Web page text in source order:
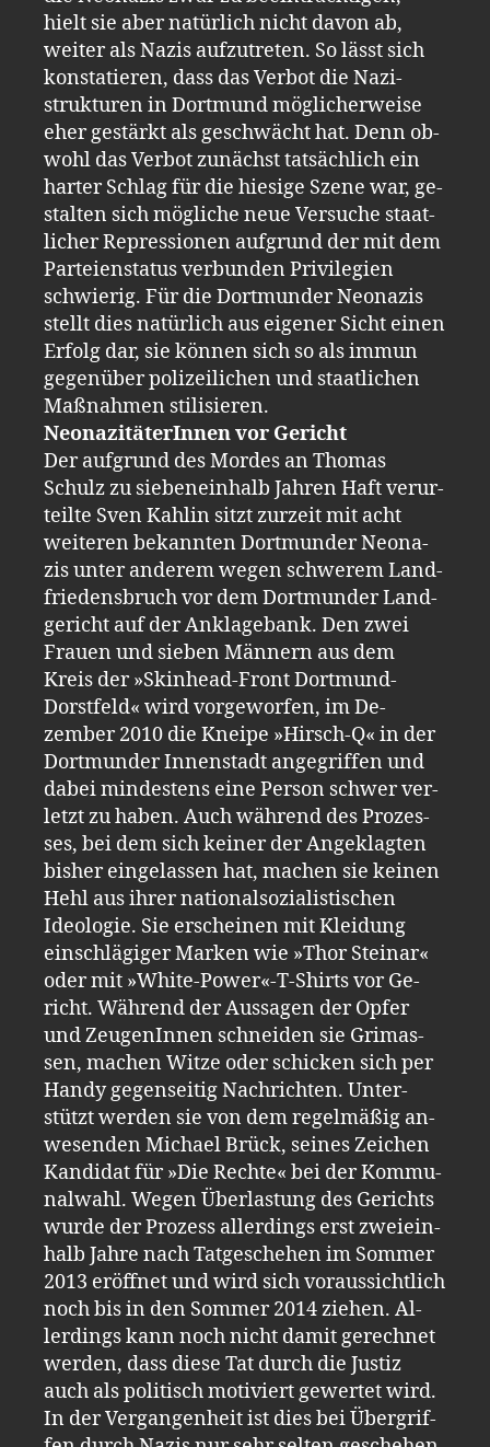
hielt sie aber na­tür­lich nicht davon ab,
wei­ter als Nazis auf­zu­tre­ten. So lässt sich
kon­sta­tie­ren, dass das Ver­bot die Na­zi­
struk­tu­ren in Dort­mund mög­li­cher­wei­se
eher ge­stärkt als ge­schwächt hat. Denn ob­
wohl das Ver­bot zu­nächst tat­säch­lich ein
har­ter Schlag für die hie­si­ge Szene war, ge­
stal­ten sich mög­li­che neue Ver­su­che staat­
li­cher Re­pres­sio­nen auf­grund der mit dem
Par­tei­en­sta­tus ver­bun­den Pri­vi­le­gi­en
schwie­rig. Für die Dort­mun­der Neo­na­zis
stellt dies na­tür­lich aus ei­ge­ner Sicht einen
Er­folg dar, sie kön­nen sich so als immun
ge­gen­über po­li­zei­li­chen und staat­li­chen
Maß­nah­men sti­li­sie­ren.
Neo­na­zi­tä­te­rIn­nen vor Ge­richt
Der auf­grund des Mor­des an Tho­mas
Schulz zu sie­ben­ein­halb Jah­ren Haft ver­ur­
teil­te Sven Kah­lin sitzt zur­zeit mit acht
wei­te­ren be­kann­ten Dort­mun­der Neo­na­
zis unter an­de­rem wegen schwe­rem Land­
frie­dens­bruch vor dem Dort­mun­der Land­
ge­richt auf der An­kla­ge­bank. Den zwei
Frau­en und sie­ben Män­nern aus dem
Kreis der »Skin­head-​Front Dort­mund-​
Dorst­feld« wird vor­ge­wor­fen, im De­
zember 2010 die Knei­pe »Hirsch-​Q« in der
Dort­mun­der In­nen­stadt an­ge­grif­fen und
dabei min­des­tens eine Per­son schwer ver­
letzt zu haben. Auch wäh­rend des Pro­zes­
ses, bei dem sich kei­ner der An­ge­klag­ten
bis­her ein­ge­las­sen hat, ma­chen sie kei­nen
Hehl aus ihrer na­tio­nal­so­zia­lis­ti­schen
Ideo­lo­gie. Sie er­schei­nen mit Klei­dung
ein­schlä­gi­ger Mar­ken wie »Thor Stei­nar«
oder mit »Whi­te-​Power«-​T-​Shirts vor Ge­
richt. Wäh­rend der Aus­sa­gen der Opfer
und Zeu­gen­In­nen schnei­den sie Gri­mas­
sen, ma­chen Witze oder schi­cken sich per
Handy ge­gen­sei­tig Nach­rich­ten. Un­ter­
stützt wer­den sie von dem re­gel­mä­ßig an­
we­sen­den Micha­el Brück, sei­nes Zei­chen
Kan­di­dat für »Die Rech­te« bei der Kom­mu­
nal­wahl. Wegen Über­las­tung des Ge­richts
wurde der Pro­zess al­ler­dings erst zwei­ein­
halb Jahre nach Tat­ge­sche­hen im Som­mer
2013 er­öff­net und wird sich vor­aus­sicht­lich
noch bis in den Som­mer 2014 zie­hen. Al­
ler­dings kann noch nicht damit ge­rech­net
wer­den, dass diese Tat durch die Jus­tiz
auch als po­li­tisch mo­ti­viert ge­wer­tet wird.
In der Ver­gan­gen­heit ist dies bei Über­grif­